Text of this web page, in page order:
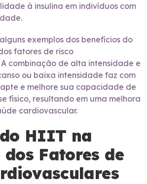
à insulina em indivíduos com
exemplos dos benefícios do
fatores de risco
combinação de alta intensidade e
ou baixa intensidade faz com
e melhore sua capacidade de
físico, resultando em uma melhora
cardiovascular.
HIIT na
dos Fatores de